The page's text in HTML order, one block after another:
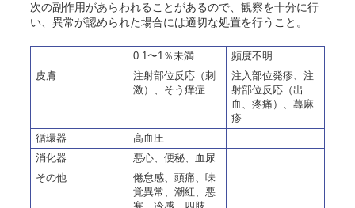
次の副作用があらわれることがあるので、観察を十分に行
い、異常が認められた場合には適切な処置を行うこと。
0.1〜1％未満
頻度不明
皮膚
注射部位反応（刺
激）、そう痒症
注入部位発疹、注
射部位反応（出
血、疼痛）、蕁麻
疹
循環器
高血圧
消化器
悪心、便秘、血尿
その他
倦怠感、頭痛、味
覚異常、潮紅、悪